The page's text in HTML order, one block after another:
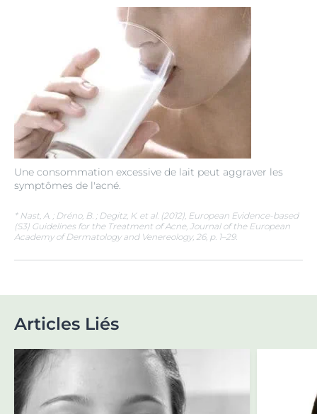
Une consommation excessive de lait peut aggraver les
symptômes de l'acné.
* Nast, A. ; Dréno, B. ; Degitz, K. et al. (2012), European Evidence-based
(S3) Guidelines for the Treatment of Acne, Journal of the European
Academy of Dermatology and Venereology, 26, p. 1–29.
Articles Liés